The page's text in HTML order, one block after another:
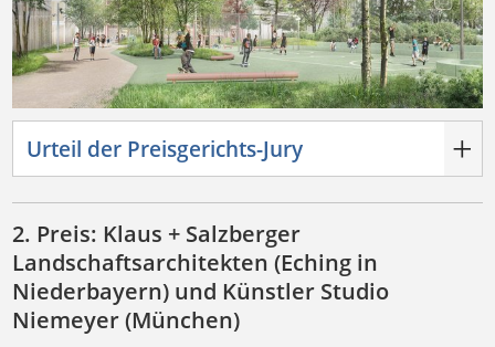
Urteil der Preisgerichts-Jury
2. Preis: Klaus + Salzberger
Landschaftsarchitekten (Eching in
Niederbayern) und Künstler Studio
Niemeyer (München)